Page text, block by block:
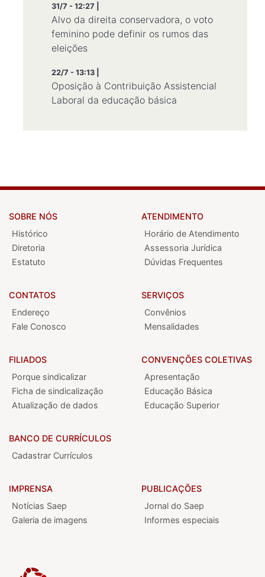
31/7 - 12:27 |
Alvo da direita conservadora, o voto
feminino pode definir os rumos das
eleições
22/7 - 13:13 |
Oposição à Contribuição Assistencial
Laboral da educação básica
SOBRE NÓS
Histórico
Diretoria
Estatuto
CONTATOS
Endereço
Fale Conosco
ATENDIMENTO
Horário de Atendimento
Assessoria Jurídica
Dúvidas Frequentes
SERVIÇOS
Convênios
Mensalidades
FILIADOS
Porque sindicalizar
Ficha de sindicalização
Atualização de dados
BANCO DE CURRÍCULOS
Cadastrar Currículos
CONVENÇÕES COLETIVAS
Apresentação
Educação Básica
Educação Superior
IMPRENSA
Notícias Saep
Galeria de imagens
PUBLICAÇÕES
Jornal do Saep
Informes especiais